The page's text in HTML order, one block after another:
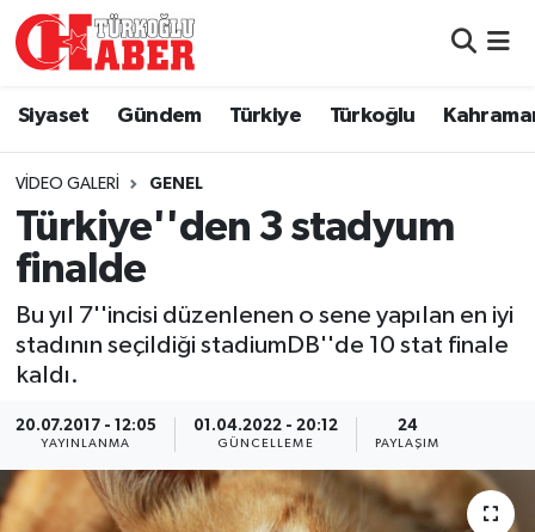
Siyaset Gündem Türkiye Türkoğlu
VIDEO GALERI GENEL
Türkiye''den 3 stadyum
finalde
Bu yıl 7''incisi düzenlenen o sene yapılan en iyi
stadının seçildiği stadiumDB''de 10 stat finale
kaldı.
20.07.2017 - 12:05
YAYINLANMA
01.04.2022 - 20:12
GÜNCELLEME
24
PAYLAŞIM
Gündem
Türkiye
Türkoğlu
Kahramanmaraş
Asayiş
Hava Durumu
Namaz Vakitleri
Trafik Durumu
Süper Lig Puan Durumu ve Fikstür
Son Dakika Haberleri
Haber Arşivi